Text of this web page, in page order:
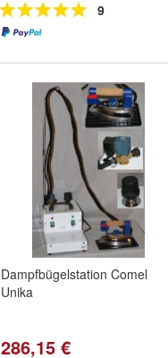
9
Dampfbügelstation Comel
Unika
286,15 €